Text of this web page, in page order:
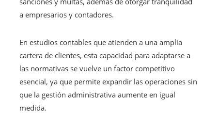
a empresarios y contadores.
En estudios contables que atienden a una amplia
cartera de clientes, esta capacidad para adaptarse a
las normativas se vuelve un factor competitivo
esencial, ya que permite expandir las operaciones sin
que la gestión administrativa aumente en igual
medida.